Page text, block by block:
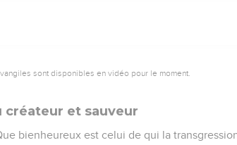
sont disponibles en vidéo pour le moment.
créateur et sauveur
bienheureux est celui de qui la